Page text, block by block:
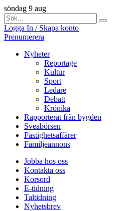
söndag 9 aug
Logga In / Skapa konto
Prenumerera
Nyheter
Reportage
Kultur
Sport
Ledare
Debatt
Krönika
Rapporterat från bygden
Sveabörsen
Fastighetsaffärer
Familjeannons
Jobba hos oss
Kontakta oss
Korsord
E-tidning
Taltidning
Nyhetsbrev